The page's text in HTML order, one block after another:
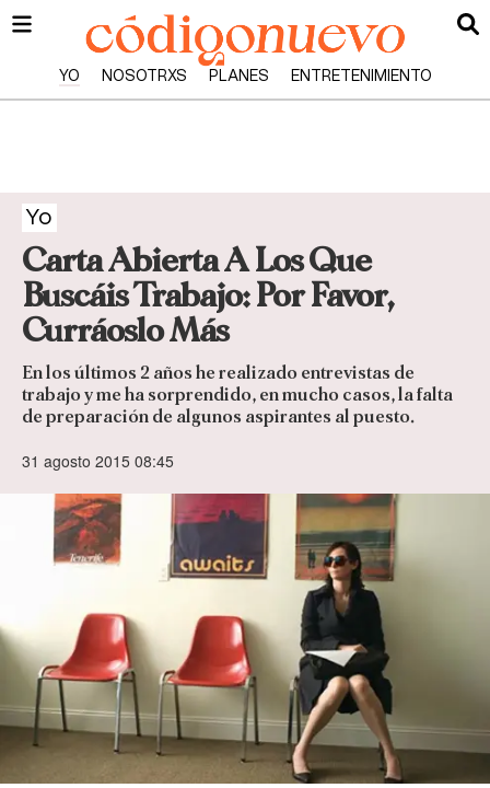
YO NOSOTRXS PLANES ENTRETENIMIENTO
Yo
Carta Abierta A Los Que
Buscáis Trabajo: Por Favor,
Curráoslo Más
En los últimos 2 años he realizado entrevistas de
trabajo y me ha sorprendido, en mucho casos, la falta
de preparación de algunos aspirantes al puesto.
31 agosto 2015 08:45